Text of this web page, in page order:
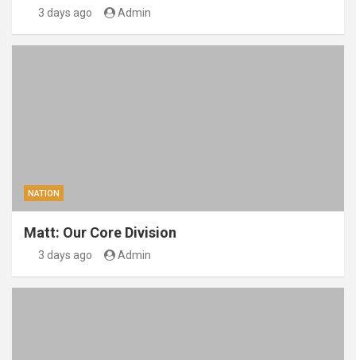
3 days ago Admin
NATION
Matt: Our Core Division
3 days ago Admin